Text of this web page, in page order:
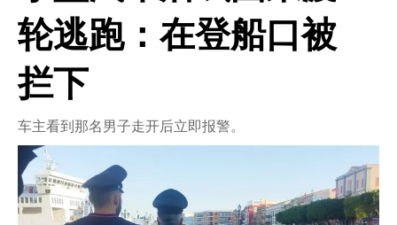
MONDO
POLITICA
ECONOMIA
LAVORO
BANDI
轮逃跑：在登船口被
拦下
车主看到那名男子走开后立即报警。